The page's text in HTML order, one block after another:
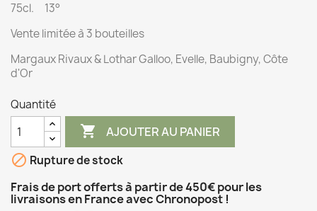
75cl. 13°
Vente limitée à 3 bouteilles
Margaux Rivaux & Lothar Galloo, Evelle, Baubigny, Côte
d'Or
Quantité
 AJOUTER AU PANIER
 Rupture de stock
Frais de port offerts à partir de 450€ pour les
livraisons en France avec Chronopost !